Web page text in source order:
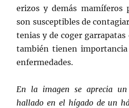
erizos y demás mamíferos
son susceptibles de
tenias y de coger
también tienen
enfermedades.
En la imagen se aprecia
hallado en el hígado de un